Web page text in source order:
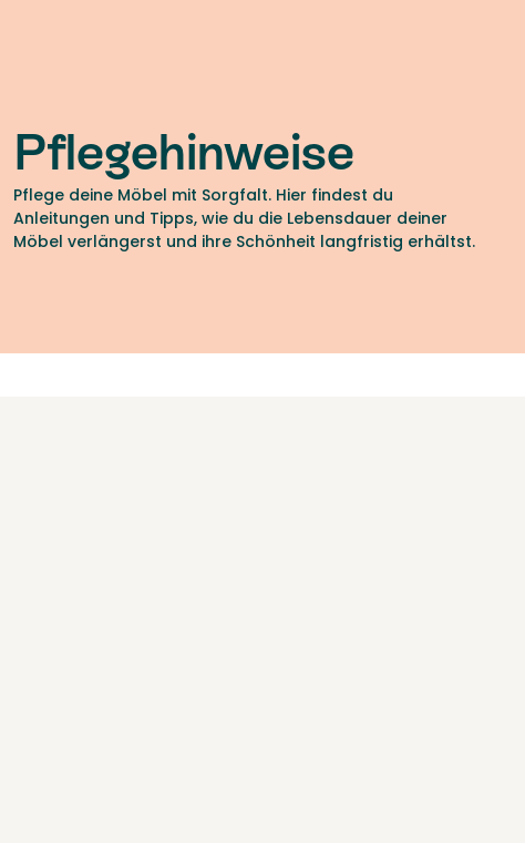
Pflegehinweise
Pflege deine Möbel mit Sorgfalt. Hier findest du
Anleitungen und Tipps, wie du die Lebensdauer deiner
Möbel verlängerst und ihre Schönheit langfristig erhältst.